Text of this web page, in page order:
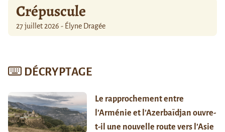
Crépuscule
27 juillet 2026 - Élyne Dragée
DÉCRYPTAGE
Le rapprochement entre
l’Arménie et l’Azerbaïdjan ouvre-
t-il une nouvelle route vers l’Asie